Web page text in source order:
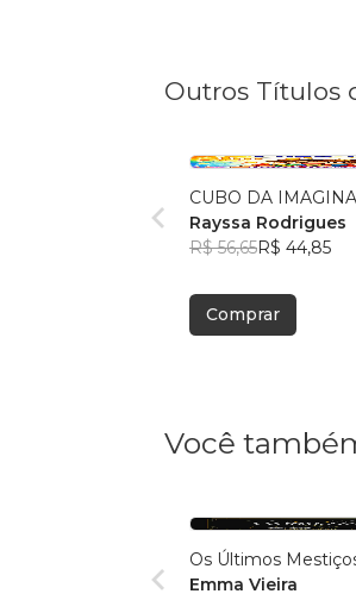
Outros Títulos
CUBO DA
Rayssa Rodrigues
R$ 56,65R$ 44,85
Comprar
Você
Os Últimos
Emma Vieira